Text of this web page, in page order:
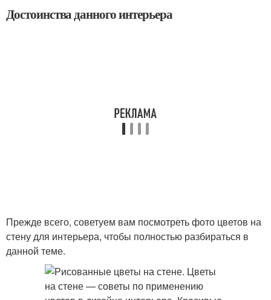
Достоинства данного интерьера
Прежде всего, советуем вам посмотреть фото цветов на
стену для интерьера, чтобы полностью разбираться в
данной теме.